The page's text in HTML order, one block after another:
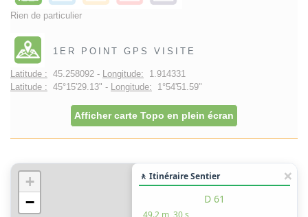
Rien de particulier
1ER POINT GPS VISITE
Latitude : 45.258092 - Longitude: 1.914331
Latitude : 45°15'29.13" - Longitude: 1°54'51.59"
Afficher carte Topo en plein écran
+
−
🚶 Itinéraire Sentier
D 61
49.2 m, 30 s